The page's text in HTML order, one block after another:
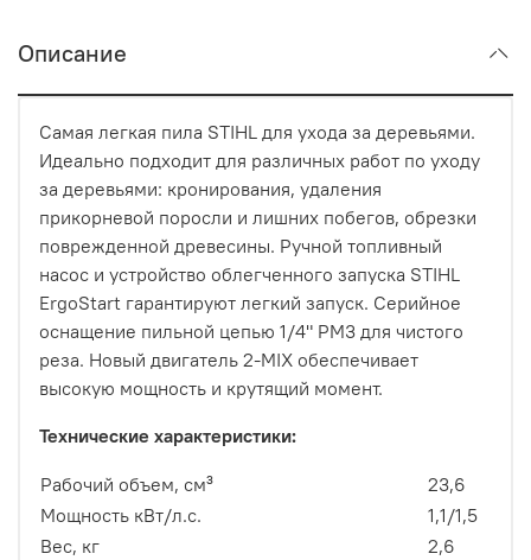
Описание
Самая легкая пила STIHL для ухода за деревьями.
Идеально подходит для различных работ по уходу
за деревьями: кронирования, удаления
прикорневой поросли и лишних побегов, обрезки
поврежденной древесины. Ручной топливный
насос и устройство облегченного запуска STIHL
ErgoStart гарантируют легкий запуск. Серийное
оснащение пильной цепью 1/4" PM3 для чистого
реза. Новый двигатель 2-MIX обеспечивает
высокую мощность и крутящий момент.
Технические характеристики:
Рабочий объем, см³
23,6
Мощность кВт/л.с.
1,1/1,5
Вес, кг
2,6